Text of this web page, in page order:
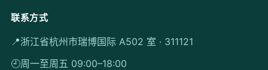
联系方式
📍浙江省杭州市瑞博国际 A502 室 · 311121
🕘周一至周五 09:00–18:00